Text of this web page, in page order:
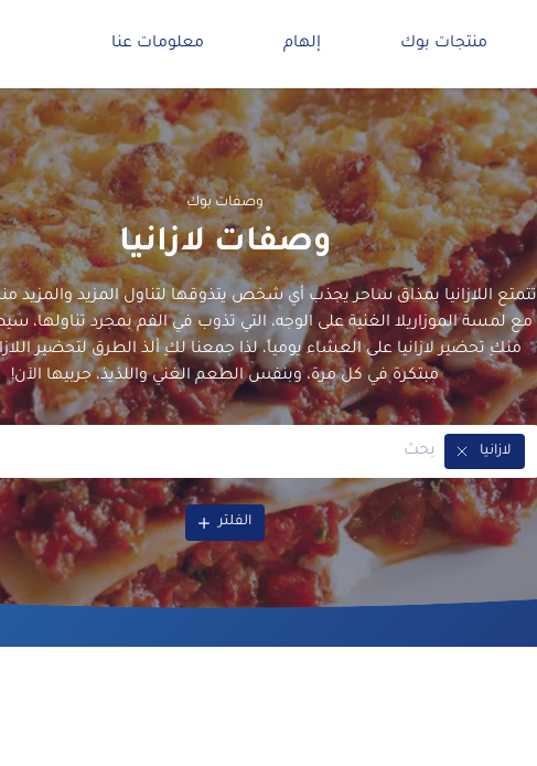
منتجات بوك إلهام معلومات عنا
وصفات بوك
وصفات لازانيا
تتمتع اللازانيا بمذاق ساحر يجذب أي شخص يتذوقها لتناول المزيد والمزيد
مع لمسة الموزاريلا الغنية على الوجه، التي تذوب في الفم بمجرد تناولها،
منكِ تحضير لازانيا على العشاء يومياً، لذا جمعنا لكِ ألذ الطرق لتحضير
مبتكرة في كل مرة، وبنفس الطعم الغني واللذيذ، جربيها الآن!
لازانيا
Remove Tag
الفلتر